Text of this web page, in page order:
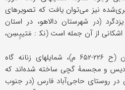
نیز می‌توان یافت که تصویرهای
(در شهرستان دالاهو، در استان
اشکانی از آن جمله است (نک‍ : مَتییِسِن،
در روزگار شاهنشاهی ساسانیان (ح ۲۲۶-۶۵۲ م)، شمایلهای زنانه گاه
و مجسمۀ گچی ساخته شده‌اند که
در روستای حاجی‌آباد فارس (در جنوب